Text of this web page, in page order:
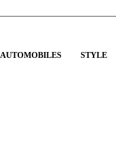
AUTOMOBILES STYLE